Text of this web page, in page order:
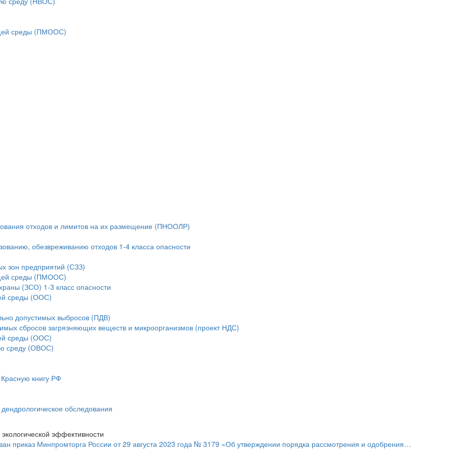
среды (ПМООС)
отходов и лимитов на их размещение (ПНООЛР)
обезвреживанию отходов 1-4 класса опасности
зон предприятий (СЗЗ)
среды (ПМООС)
(ЗСО) 1-3 класс опасности
среды (ООС)
допустимых выбросов (ПДВ)
сбросов загрязняющих веществ и микроорганизмов (проект НДС)
среды (ООС)
среду (ОВОС)
книгу РФ
обследования
эффективности
приказ Минпромторга России от 29 августа 2023 года № 3179 «Об утверждении порядка рассмотрения и одобрения…